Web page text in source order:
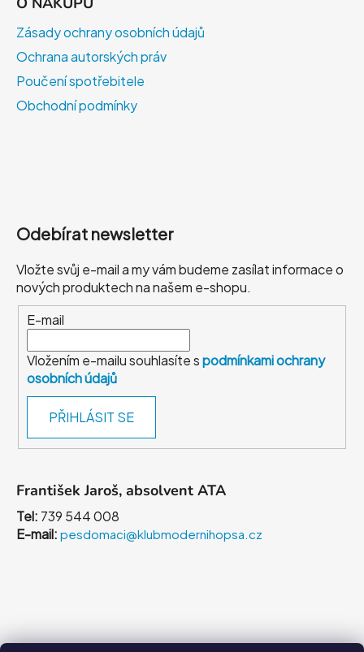
Zásady ochrany osobních údajů
Ochrana autorských práv
Poučení spotřebitele
Obchodní podmínky
Odebírat newsletter
Vložte svůj e-mail a my vám budeme zasílat informace o
nových produktech na našem e-shopu.
E-mail
Vložením e-mailu souhlasíte spodmínkami ochrany
osobních údajů
PŘIHLÁSIT SE
František Jaroš, absolvent ATA
Tel: 739 544 008
E-mail: pesdomaci@klubmodernihopsa.cz